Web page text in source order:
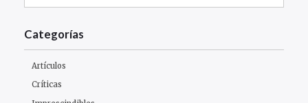
entradas
Categorías
Artículos
Críticas